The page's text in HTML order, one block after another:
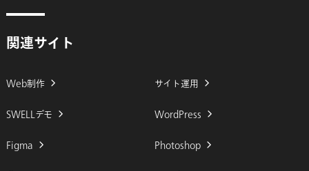
関連サイト
Web制作 サイト運用
SWELLデモ WordPress
Figma Photoshop